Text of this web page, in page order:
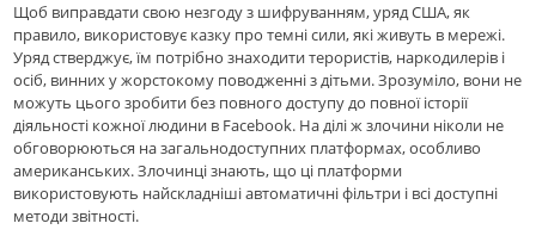
Щоб виправдати свою незгоду з шифруванням, уряд США, як
правило, використовує казку про темні сили, які живуть в мережі.
Уряд стверджує, їм потрібно знаходити терористів, наркодилерів і
осіб, винних у жорстокому поводженні з дітьми. Зрозуміло, вони не
можуть цього зробити без повного доступу до повної історії
діяльності кожної людини в Facebook. На ділі ж злочини ніколи не
обговорюються на загальнодоступних платформах, особливо
американських. Злочинці знають, що ці платформи
використовують найскладніші автоматичні фільтри і всі доступні
методи звітності.